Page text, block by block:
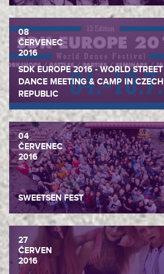
08
ČERVENEC
2016
SDK EUROPE 2016 - WORLD STREET
DANCE MEETING & CAMP IN CZECH
REPUBLIC
04
ČERVENEC
2016
SWEETSEN FEST
27
ČERVEN
2016